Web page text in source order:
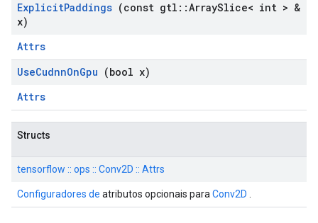
ExplicitPaddings (const gtl ::ArraySlice< int > &
x)
Attrs
UseCudnnOnGpu (bool x)
Attrs
Structs
tensorflow :: ops :: Conv2D :: Attrs
Configuradores de atributos opcionais para Conv2D